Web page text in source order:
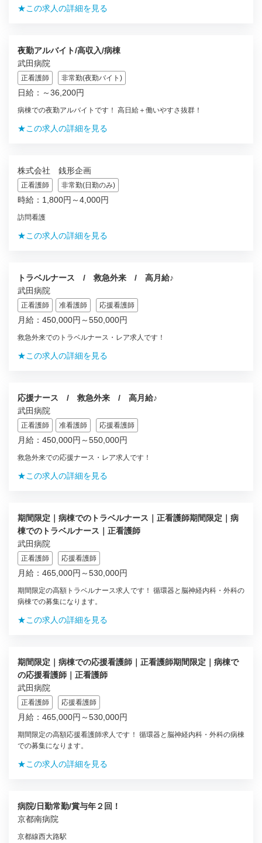
★この求人の詳細を見る
夜勤アルバイト/高収入/病棟
武田病院
正看護師 非常勤(夜勤バイト)
日給：～36,200円
病棟での夜勤アルバイトです！ 高日給＋働いやすさ抜群！
★この求人の詳細を見る
株式会社 銭形企画
正看護師 非常勤(日勤のみ)
時給：1,800円～4,000円
訪問看護
★この求人の詳細を見る
トラベルナース / 救急外来 / 高月給♪
武田病院
正看護師 准看護師 応援看護師
月給：450,000円～550,000円
救急外来でのトラベルナース・レア求人です！
★この求人の詳細を見る
応援ナース / 救急外来 / 高月給♪
武田病院
正看護師 准看護師 応援看護師
月給：450,000円～550,000円
救急外来での応援ナース・レア求人です！
★この求人の詳細を見る
期間限定｜病棟でのトラベルナース｜正看護師期間限定｜病
棟でのトラベルナース｜正看護師
武田病院
正看護師 応援看護師
月給：465,000円～530,000円
期間限定の高額トラベルナース求人です！ 循環器と脳神経内科・外科の
病棟での募集になります。
★この求人の詳細を見る
期間限定｜病棟での応援看護師｜正看護師期間限定｜病棟で
の応援看護師｜正看護師
武田病院
正看護師 応援看護師
月給：465,000円～530,000円
期間限定の高額応援看護師求人です！ 循環器と脳神経内科・外科の病棟
での募集になります。
★この求人の詳細を見る
病院/日勤常勤/賞与年２回！
京都南病院
京都線西大路駅